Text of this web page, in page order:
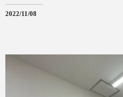
2022/11/08